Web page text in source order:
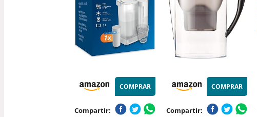
COMPRAR
Compartir:
COMPRAR
Compartir: